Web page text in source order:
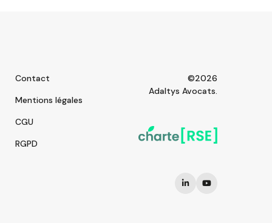
Contact
Mentions légales
CGU
RGPD
©2026
Adaltys Avocats.